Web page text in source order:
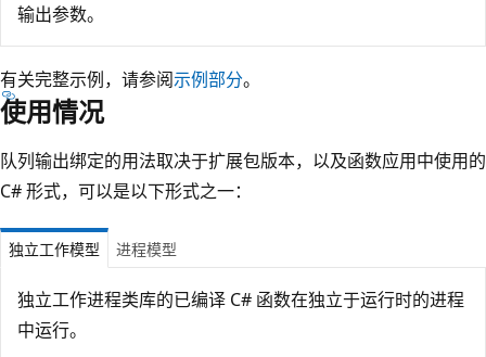
输出参数。
有关完整示例，请参阅示例部分。
使用情况
队列输出绑定的用法取决于扩展包版本，以及函数应用中使用的
C# 形式，可以是以下形式之一：
独立工作模型 进程模型
独立工作进程类库的已编译 C# 函数在独立于运行时的进程
中运行。